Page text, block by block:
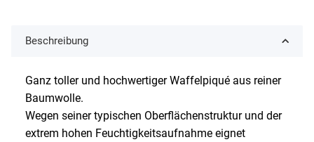
Beschreibung
Ganz toller und hochwertiger Waffelpiqué aus reiner
Baumwolle.
Wegen seiner typischen Oberflächenstruktur und der
extrem hohen Feuchtigkeitsaufnahme eignet